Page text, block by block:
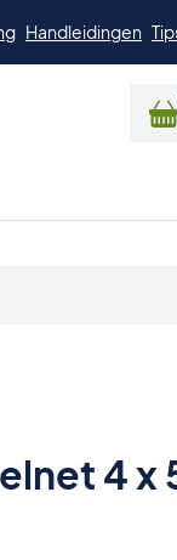
Handleidingen
4 x